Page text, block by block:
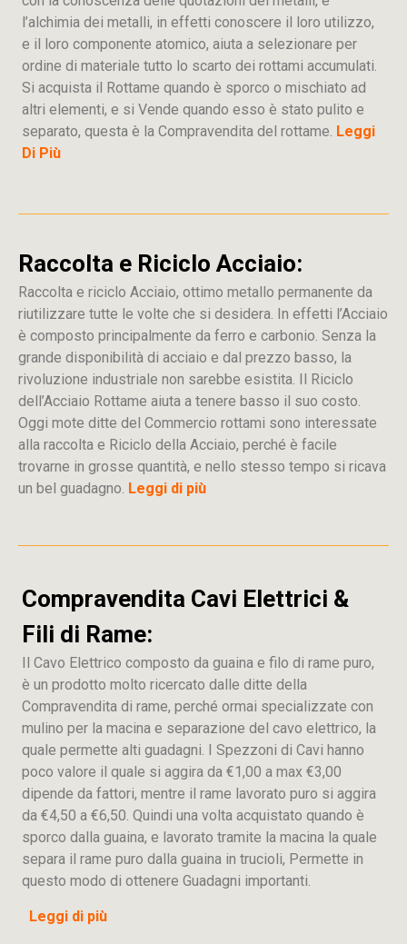
l’alchimia dei metalli, in effetti conoscere il loro utilizzo,
e il loro componente atomico, aiuta a selezionare per
ordine di materiale tutto lo scarto dei rottami accumulati.
Si acquista il Rottame quando è sporco o mischiato ad
altri elementi, e si Vende quando esso è stato pulito e
separato, questa è la Compravendita del rottame. Leggi
Di Più
Raccolta e Riciclo Acciaio:
Raccolta e riciclo Acciaio, ottimo metallo permanente da
riutilizzare tutte le volte che si desidera. In effetti l’Acciaio
è composto principalmente da ferro e carbonio. Senza la
grande disponibilità di acciaio e dal prezzo basso, la
rivoluzione industriale non sarebbe esistita. Il Riciclo
dell’Acciaio Rottame aiuta a tenere basso il suo costo.
Oggi mote ditte del Commercio rottami sono interessate
alla raccolta e Riciclo della Acciaio, perché è facile
trovarne in grosse quantità, e nello stesso tempo si ricava
un bel guadagno. Leggi di più
Compravendita Cavi Elettrici &
Fili di Rame:
Il Cavo Elettrico composto da guaina e filo di rame puro,
è un prodotto molto ricercato dalle ditte della
Compravendita di rame, perché ormai specializzate con
mulino per la macina e separazione del cavo elettrico, la
quale permette alti guadagni. I Spezzoni di Cavi hanno
poco valore il quale si aggira da €1,00 a max €3,00
dipende da fattori, mentre il rame lavorato puro si aggira
da €4,50 a €6,50. Quindi una volta acquistato quando è
sporco dalla guaina, e lavorato tramite la macina la quale
separa il rame puro dalla guaina in trucioli, Permette in
questo modo di ottenere Guadagni importanti.
Leggi di più